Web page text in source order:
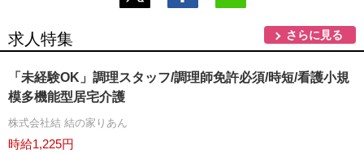
求人特集 さらに見る
「未経験OK」調理スタッフ/調理師免許必須/時短/看護小規
模多機能型居宅介護
株式会社結 結の家りあん
時給1,225円